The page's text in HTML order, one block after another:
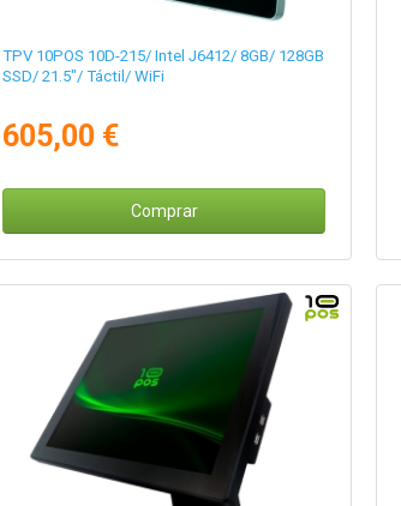
TPV 10POS 10D-215/ Intel J6412/ 8GB/ 128GB
SSD/ 21.5"/ Táctil/ WiFi
605,00 €
Comprar